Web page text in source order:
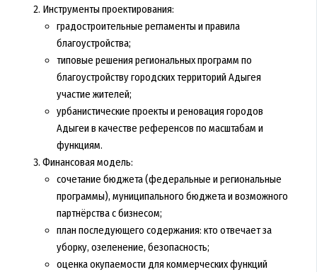
Инструменты проектирования:
градостроительные регламенты и правила
благоустройства;
типовые решения региональных программ по
благоустройству городских территорий Адыгея
участие жителей;
урбанистические проекты и реновация городов
Адыгеи в качестве референсов по масштабам и
функциям.
Финансовая модель:
сочетание бюджета (федеральные и региональные
программы), муниципального бюджета и возможного
партнёрства с бизнесом;
план последующего содержания: кто отвечает за
уборку, озеленение, безопасность;
оценка окупаемости для коммерческих функций